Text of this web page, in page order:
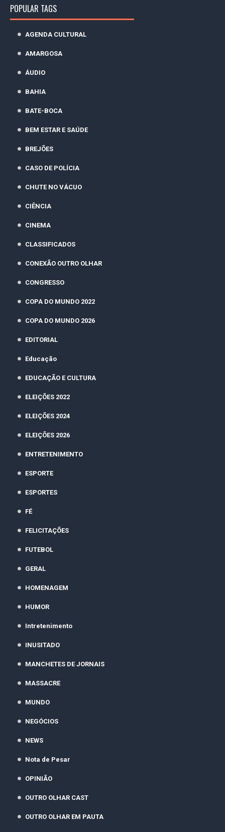
POPULAR TAGS
AGENDA CULTURAL
AMARGOSA
ÁUDIO
BAHIA
BATE-BOCA
BEM ESTAR E SAÚDE
BREJÕES
CASO DE POLÍCIA
CHUTE NO VÁCUO
CIÊNCIA
CINEMA
CLASSIFICADOS
CONEXÃO OUTRO OLHAR
CONGRESSO
COPA DO MUNDO 2022
COPA DO MUNDO 2026
EDITORIAL
Educação
EDUCAÇÃO E CULTURA
ELEIÇÕES 2022
ELEIÇÕES 2024
ELEIÇÕES 2026
ENTRETENIMENTO
ESPORTE
ESPORTES
FÉ
FELICITAÇÕES
FUTEBOL
GERAL
HOMENAGEM
HUMOR
Intretenimento
INUSITADO
MANCHETES DE JORNAIS
MASSACRE
MUNDO
NEGÓCIOS
NEWS
Nota de Pesar
OPINIÃO
OUTRO OLHAR CAST
OUTRO OLHAR EM PAUTA